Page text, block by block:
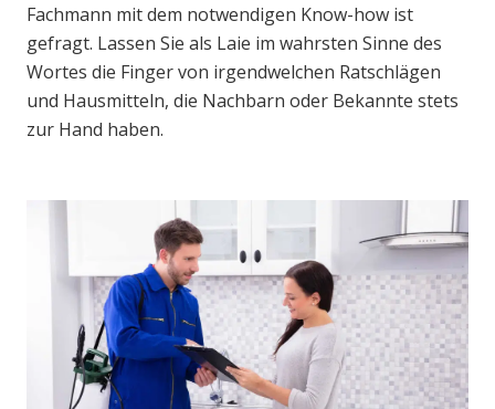
Fachmann mit dem notwendigen Know-how ist
gefragt. Lassen Sie als Laie im wahrsten Sinne des
Wortes die Finger von irgendwelchen Ratschlägen
und Hausmitteln, die Nachbarn oder Bekannte stets
zur Hand haben.